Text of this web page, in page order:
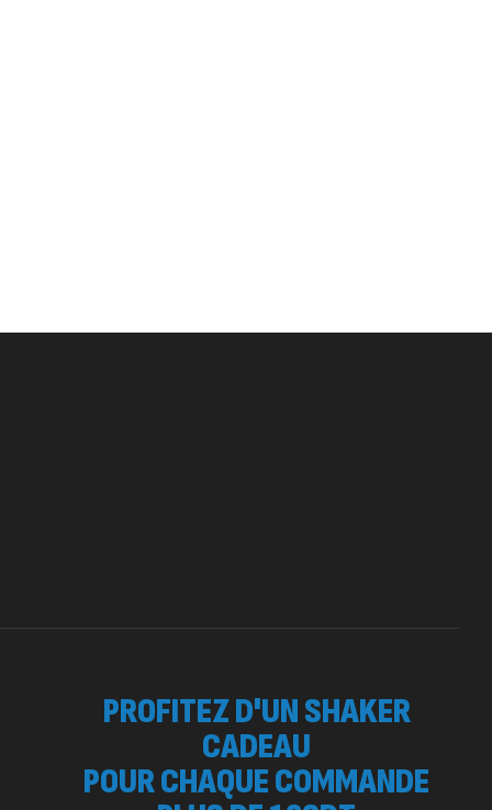
د.ت150
PROFITEZ D'UN SHAKER
CADEAU
POUR CHAQUE COMMANDE